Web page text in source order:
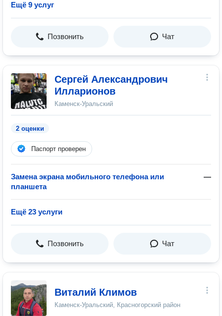
Ещё 9 услуг
Позвонить Чат
Сергей Александрович
Илларионов
Каменск-Уральский
2 оценки
Паспорт проверен
Замена экрана мобильного телефона или
планшета
—
Ещё 23 услуги
Позвонить Чат
Виталий Климов
Каменск-Уральский, Красногорский район